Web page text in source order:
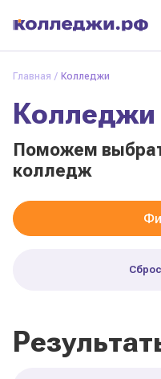
Главная Колледжи
Колледжи
Поможем
колледж